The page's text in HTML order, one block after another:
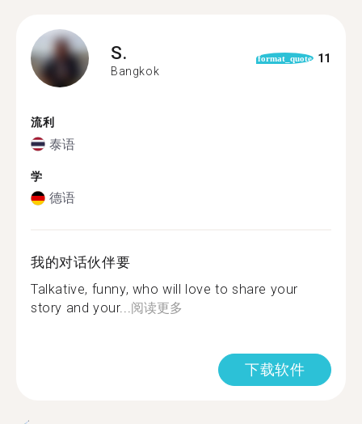
S.
Bangkok
format_quote 11
流利
泰语
学
德语
我的对话伙伴要
Talkative, funny, who will love to share your
story and your...阅读更多
下载软件